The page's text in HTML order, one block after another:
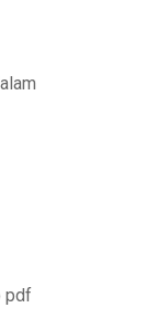
pdf